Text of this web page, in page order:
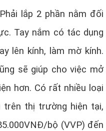
Phải lắp 2 phần nằm đối
Tay nắm có tác dụng
lên kính, làm mờ kính.
sẽ giúp cho việc mở
hơn. Có rất nhiều loại
trên thị trường hiện tại,
bộ (VVP) đến